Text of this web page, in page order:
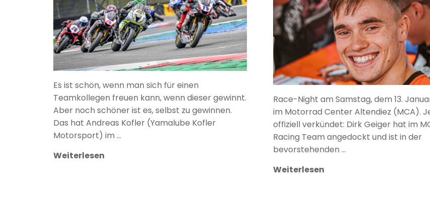
Es ist schön, wenn man sich für einen
Teamkollegen freuen kann, wenn dieser gewinnt.
Aber noch schöner ist es, selbst zu gewinnen.
Das hat Andreas Kofler (Yamalube Kofler
Motorsport) im …
Weiterlesen
Race-Night am Samstag, dem 13.
im Motorrad Center Altendiez (MCA).
offiziell verkündet: Dirk Geiger hat im
Racing Team angedockt und ist in der
bevorstehenden …
Weiterlesen